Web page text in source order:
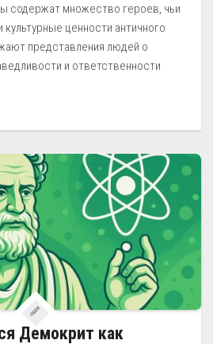
содержат множество героев, чьи
ценности античного
представления людей о
и ответственности
Демокрит как